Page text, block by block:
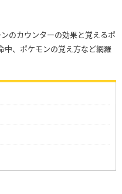
のカウンターの効果と覚えるポ
中、ポケモンの覚え方など網羅